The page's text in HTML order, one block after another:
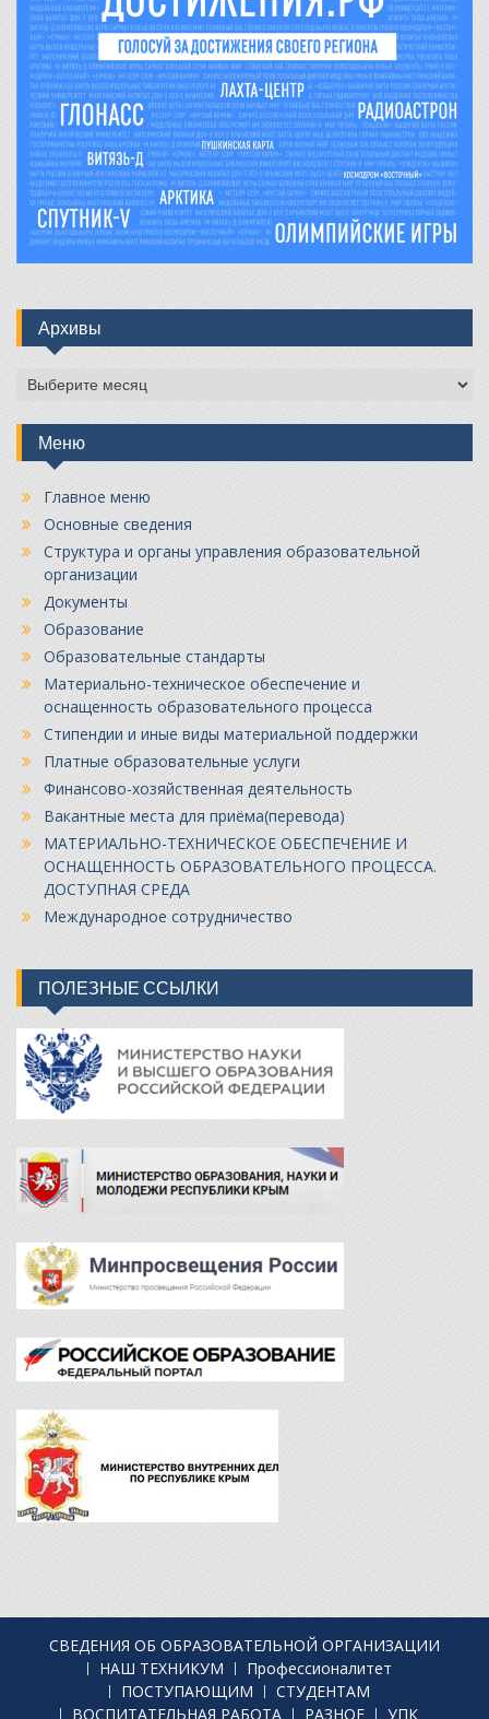
Архивы
Архивы
Меню
Главное меню
Основные сведения
Структура и органы управления образовательной
организации
Документы
Образование
Образовательные стандарты
Материально-техническое обеспечение и
оснащенность образовательного процесса
Стипендии и иные виды материальной поддержки
Платные образовательные услуги
Финансово-хозяйственная деятельность
Вакантные места для приёма(перевода)
МАТЕРИАЛЬНО-ТЕХНИЧЕСКОЕ ОБЕСПЕЧЕНИЕ И
ОСНАЩЕННОСТЬ ОБРАЗОВАТЕЛЬНОГО ПРОЦЕССА.
ДОСТУПНАЯ СРЕДА
Международное сотрудничество
ПОЛЕЗНЫЕ ССЫЛКИ
СВЕДЕНИЯ ОБ ОБРАЗОВАТЕЛЬНОЙ ОРГАНИЗАЦИИ
НАШ ТЕХНИКУМ
Профессионалитет
ПОСТУПАЮЩИМ
СТУДЕНТАМ
ВОСПИТАТЕЛЬНАЯ РАБОТА
РАЗНОЕ УПК